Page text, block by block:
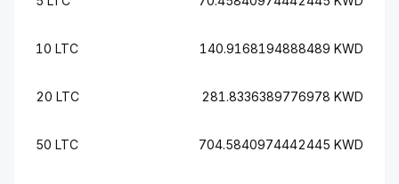
10 LTC 140.9168194888489 KWD
20 LTC 281.8336389776978 KWD
50 LTC 704.5840974442445 KWD